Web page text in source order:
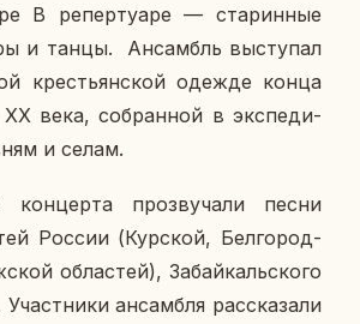
В ре­пер­ту­а­ре — ста­рин­ные
и танцы. Ан­самбль вы­сту­пал
кре­стьян­ской одежде конца
века, со­бран­ной в экс­пе­ди­
и селам.
про­зву­ча­ли песни
России (Кур­ской, Бел­го­род­
об­ла­стей), За­бай­каль­ско­го
Участ­ни­ки ан­сам­бля рас­ска­за­ли